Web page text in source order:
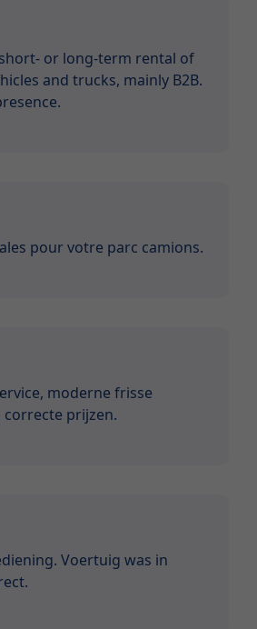
or long-term rental of
and trucks, mainly B2B.
pour votre parc camions.
moderne frisse
prijzen.
Voertuig was in